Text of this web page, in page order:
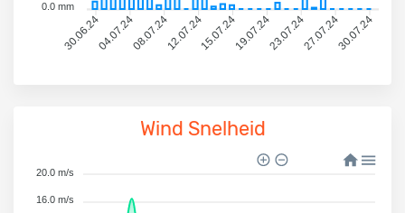
30.06.2404.07.2408.07.2412.07.2415.07.2419.07.2423.07.2427.07.2430.07.24
0.0 mm
Wind Snelheid
20.0 m/s
16.0 m/s